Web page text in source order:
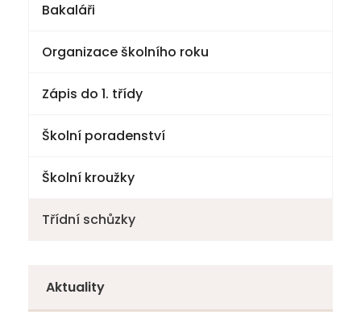
Bakaláři
Organizace školního roku
Zápis do 1. třídy
Školní poradenství
Školní kroužky
Třídní schůzky
Aktuality